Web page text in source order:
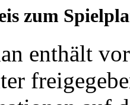
zum
enthält